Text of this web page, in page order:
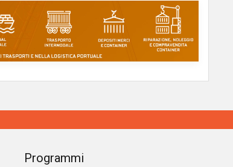
Programmi